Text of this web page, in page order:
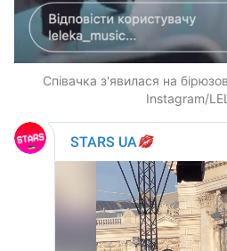
Співачка з'явилася на
Instagram/